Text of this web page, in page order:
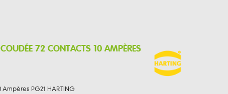
72 CONTACTS 10 AMPÈRES
PG21 HARTING